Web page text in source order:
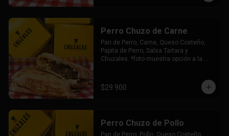
Perro Chuzo de Carne
Pan de Perro, Carne, Queso Costeño,
Papita de Perro, Salsa Tartara y
Chuzales. *foto muestra opción a la
$29.900
Perro Chuzo de Pollo
Pan de Perro, Pollo, Queso Costeño,